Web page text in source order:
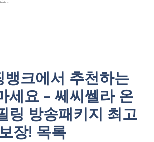
뱅크에서 추천하는
세요 – 쎄씨쎌라 온
링 방송패키지 최고
장! 목록